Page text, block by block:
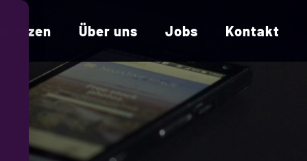
Über uns Jobs Kontakt